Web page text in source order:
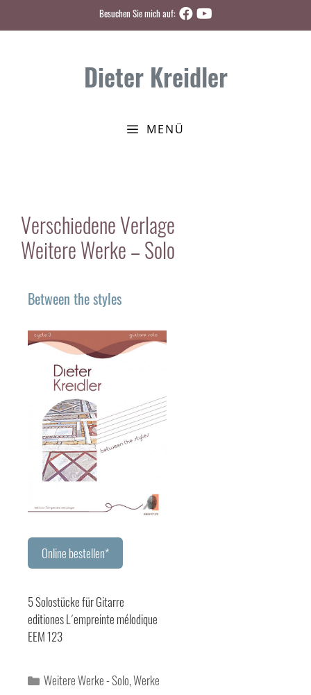
Besuchen Sie mich auf:
Dieter Kreidler
MENÜ
Verschiedene Verlage
Weitere Werke – Solo
Between the styles
Online bestellen*
5 Solostücke für Gitarre
editiones L´empreinte mélodique
EEM 123
Kategorien
Weitere Werke - Solo,Werke